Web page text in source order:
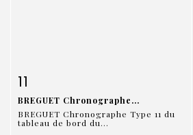
Fiche détaillée
11
BREGUET Chronographe...
BREGUET Chronographe Type 11 du
tableau de bord du...